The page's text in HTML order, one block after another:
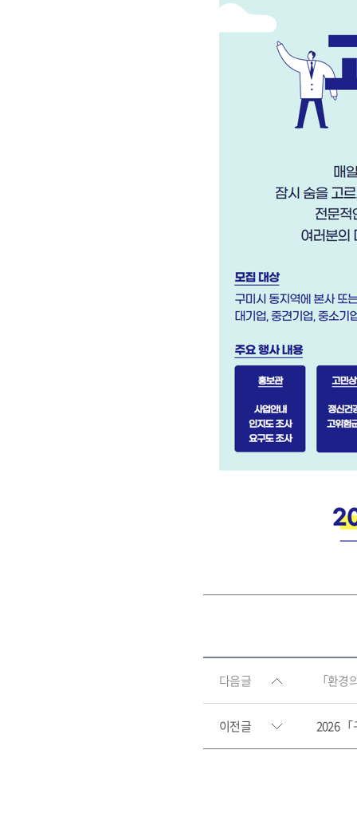
다음글 「환
이전글 2026 「